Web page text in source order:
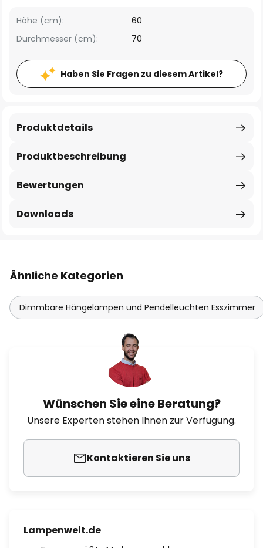
Höhe (cm):
60
Durchmesser (cm):
70
Haben Sie Fragen zu diesem Artikel?
Produktbeschreibung
Produktdetails
Bewertungen
Downloads
Ähnliche Kategorien
Dimmbare Hängelampen und Pendelleuchten Esszimmer
Wünschen Sie eine Beratung?
Unsere Experten stehen Ihnen zur Verfügung.
Kontaktieren Sie uns
Lampenwelt.de